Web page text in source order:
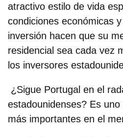
atractivo estilo de vida
condiciones económicas
inversión hacen que su
residencial sea cada vez
los inversores
¿Sigue Portugal en el
estadounidenses? Es
más importantes en el